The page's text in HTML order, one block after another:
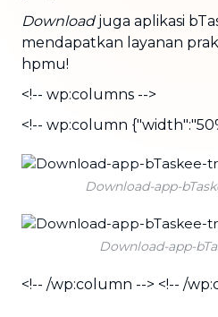
Downloadjuga aplikasi
mendapatkan layanan
hpmu!
<!-- wp:columns -->
<!-- wp:column
Download-app-
Download-app-
<!-- /wp:column --> <!-- /